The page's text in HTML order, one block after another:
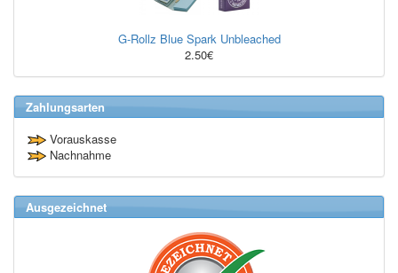
G-Rollz Blue Spark Unbleached
2.50€
Zahlungsarten
Vorauskasse
Nachnahme
Ausgezeichnet